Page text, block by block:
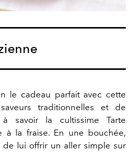
le cadeau parfait avec cette
traditionnelles et de
savoir la cultissime Tarte
à la fraise. En une bouchée,
de lui offrir un aller simple sur